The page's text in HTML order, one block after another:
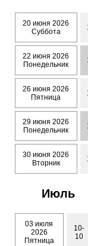
20 июня 2026
Суббота
22 июня 2026
Понедельник
26 июня 2026
Пятница
29 июня 2026
Понедельник
30 июня 2026
Вторник
Июль
03 июля
2026
Пятница
10-
10